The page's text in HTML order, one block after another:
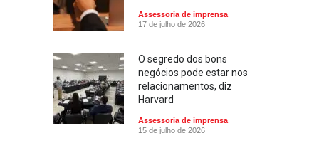
Assessoria de imprensa
17 de julho de 2026
O segredo dos bons
negócios pode estar nos
relacionamentos, diz
Harvard
Assessoria de imprensa
15 de julho de 2026